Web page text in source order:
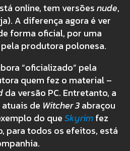
online, tem versõesnude,
A diferença agora é ver
forma oficial, por uma
produtora polonesa.
“oficializado” pela
quem fez o material –
da versão PC. Entretanto, a
de Witcher 3abraçou
do queSkyrimfez
para todos os efeitos, está